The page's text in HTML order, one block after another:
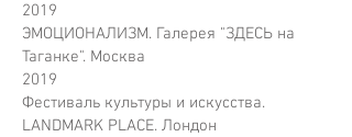
2019
ЭМОЦИОНАЛИЗМ. Галерея "ЗДЕСЬ на
Таганке". Москва
2019
Фестиваль культуры и искусства.
LANDMARK PLACE. Лондон